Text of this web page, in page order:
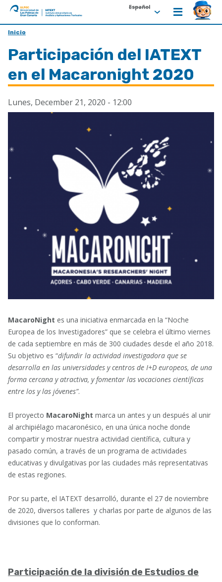
ULPGC
Ir
inicio
de
IATEXT
Español
Inicio
Participación del IATEXT
en el Macaronight 2020
Lunes, December 21, 2020 - 12:00
MacaroNight es una iniciativa enmarcada en la “Noche
Europea de los Investigadores” que se celebra el último viernes
de cada septiembre en más de 300 ciudades desde el año 2018.
Su objetivo es “difundir la actividad investigadora que se
desarrolla en las universidades y centros de I+D europeos, de una
forma cercana y atractiva, y fomentar las vocaciones científicas
entre los y las jóvenes”.
El proyecto MacaroNight marca un antes y un después al unir
al archipiélago macaronésico, en una única noche donde
compartir y mostrar nuestra actividad científica, cultura y
pasado común, a través de un programa de actividades
educativas y divulgativas por las ciudades más representativas
de estas regiones.
Por su parte, el IATEXT desarrolló, durante el 27 de noviembre
de 2020, diversos talleres y charlas por parte de algunos de las
divisiones que lo conforman.
Participación de la división de Estudios de